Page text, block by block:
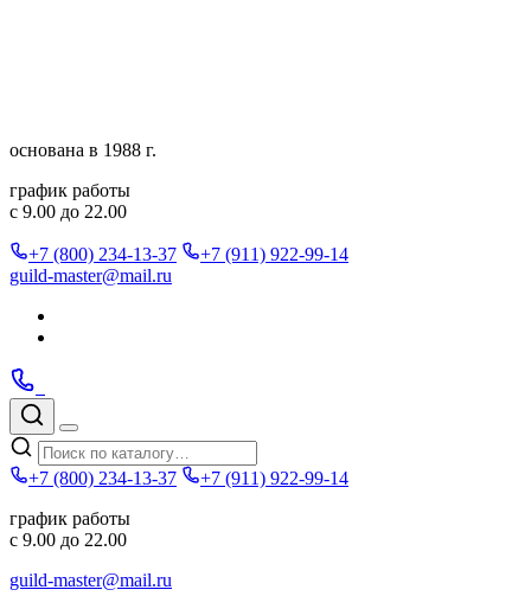
основана в 1988 г.
график работы
с 9.00 до 22.00
+7 (800) 234-13-37
+7 (911) 922-99-14
guild-master@mail.ru
Позвонить
Поиск
по
каталогу
Меню
+7 (800) 234-13-37
+7 (911) 922-99-14
график работы
с 9.00 до 22.00
guild-master@mail.ru